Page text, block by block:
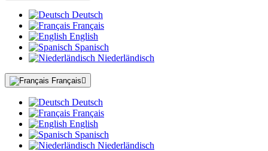
Deutsch
Français
English
Spanisch
Niederländisch
Français 
Deutsch
Français
English
Spanisch
Niederländisch